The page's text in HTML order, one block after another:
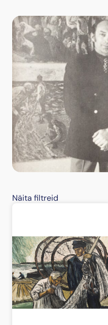
Näita filtreid